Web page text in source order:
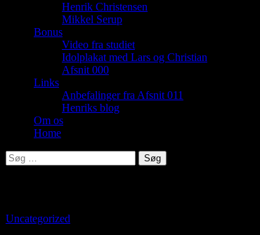
Henrik Christensen
Mikkel Serup
Bonus
Video fra studiet
Idolplakat med Lars og Christian
Afsnit 000
Links
Anbefalinger fra Afsnit 011
Henriks blog
Om os
Home
Søg
efter:
Uncategorized